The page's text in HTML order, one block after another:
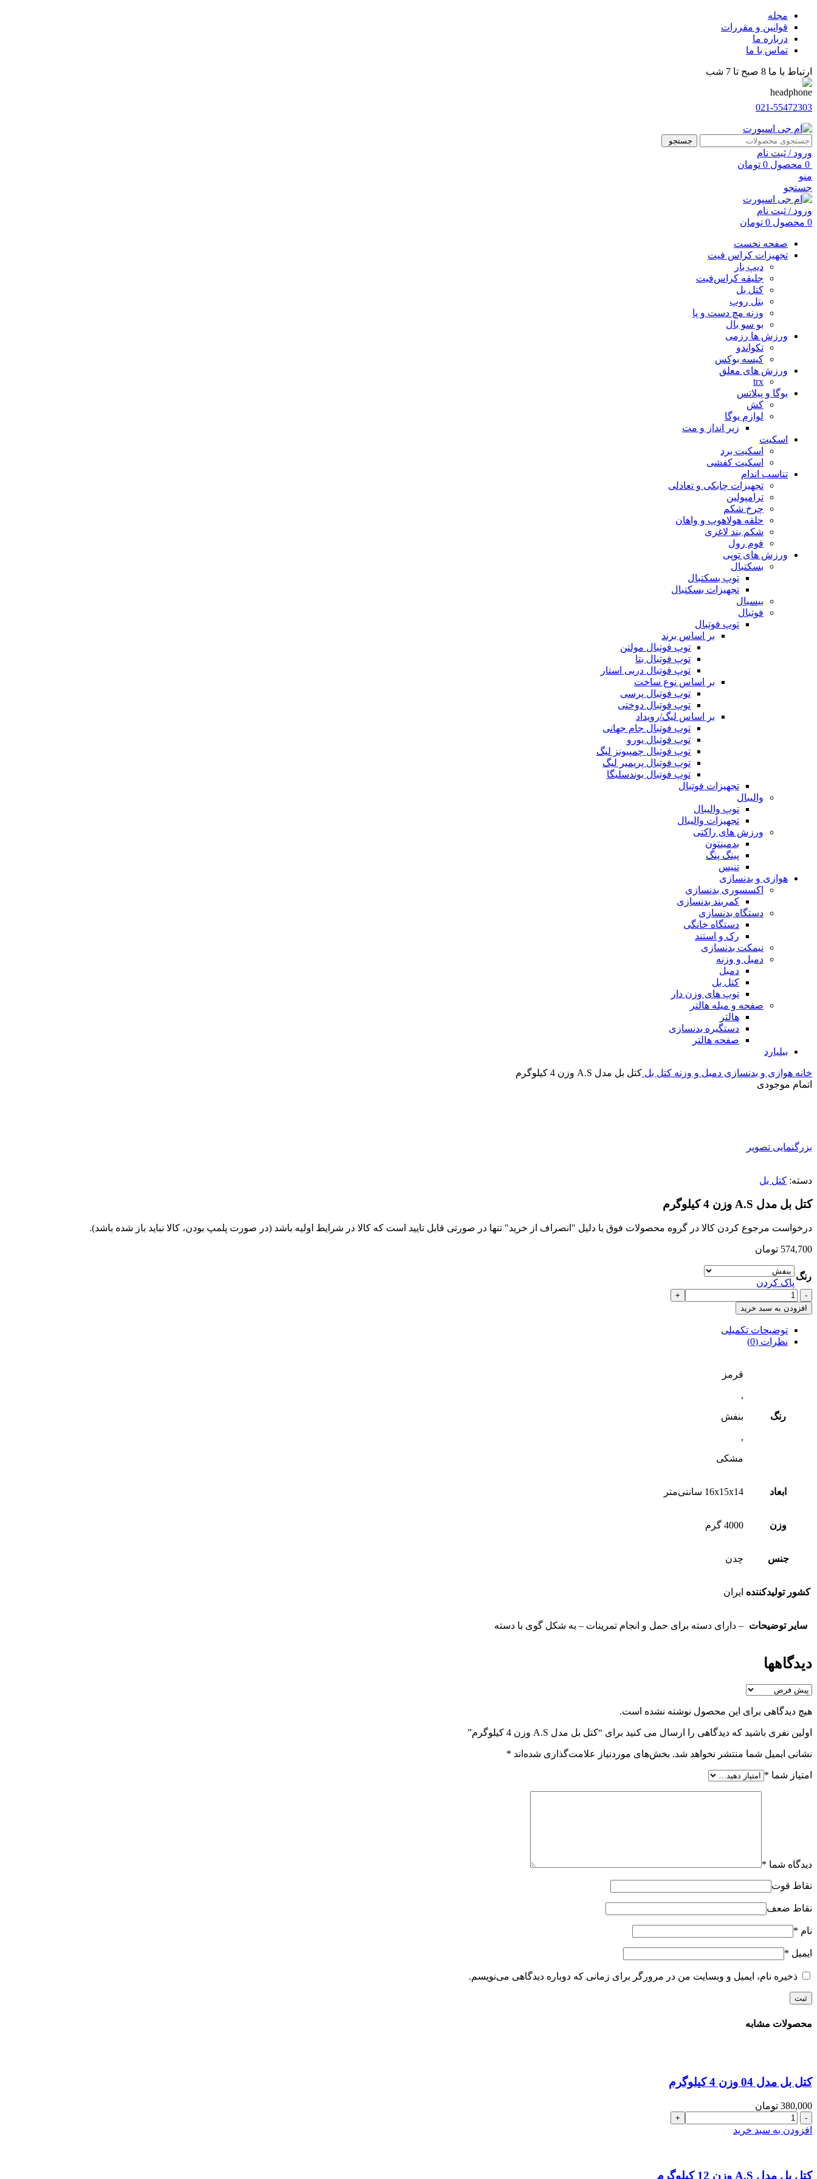
مجله
قوانین و مقررات
درباره ما
تماس با ما
ارتباط با ما 8 صبح تا 7 شب
021-55472303
جستجو
ورود / ثبت نام
0 محصول 0 تومان
منو
جستجو
ورود / ثبت نام
0 محصول 0 تومان
صفحه نخست
تجهیزات کراس فیت
دیپ بار
جلیقه کراس‌فیت
کتل بل
بتل روپ
وزنه مچ دست و پا
بو سو بال
ورزش ها رزمی
تکواندو
کیسه بوکس
ورزش های معلق
trx
یوگا و پیلاتس
کش
لوازم یوگا
زیر انداز و مت
اسکیت
اسکیت برد
اسکیت کفشی
تناسب اندام
تجهیزات چابکی و تعادلی
ترامپولین
چرخ شکم
حلقه هولاهوپ و واهان
شکم بند لاغری
فوم رول
ورزش های توپی
بسکتبال
توپ بسکتبال
تجهیزات بسکتبال
بیسبال
فوتبال
توپ فوتبال
بر اساس برند
توپ فوتبال مولتن
توپ فوتبال بتا
توپ فوتبال دربی استار
بر اساس نوع ساخت
توپ فوتبال پرسی
توپ فوتبال دوختی
بر اساس لیگ/رویداد
توپ فوتبال جام جهانی
توپ فوتبال یورو
توپ فوتبال چمپیونز لیگ
توپ فوتبال پریمیر لیگ
توپ فوتبال بوندسلیگا
تجهیزات فوتبال
والیبال
توپ والیبال
تجهیزات والیبال
ورزش های راکتی
بدمینتون
پینگ پنگ
تنیس
هوازی و بدنسازی
اکسسوری بدنسازی
کمربند بدنسازی
دستگاه بدنسازی
دستگاه خانگی
رک و استند
نیمکت بدنسازی
دمبل و وزنه
دمبل
کتل بل
توپ های وزن دار
صفحه و میله هالتر
هالتر
دستگیره بدنسازی
صفحه هالتر
بیلیارد
خانه هوازی و بدنسازی دمبل و وزنه کتل بل کتل بل مدل A.S وزن 4 کیلوگرم
اتمام موجودی
بزرگنمایی تصویر
دسته: کتل بل
کتل بل مدل A.S وزن 4 کیلوگرم
درخواست مرجوع کردن کالا در گروه محصولات فوق با دلیل "انصراف از خرید" تنها در صورتی قابل تایید است که کالا در شرایط اولیه باشد (در صورت پلمپ بودن، کالا نباید باز شده باشد).
574,700 تومان
رنگ
پاک کردن
کتل
بل
مدل
A.S
وزن
افزودن به سبد خرید
توضیحات تکمیلی
نظرات (0)
رنگ
قرمز
,
بنفش
,
مشکی
ابعاد 16x15x14 سانتی‌متر
وزن 4000 گرم
جنس چدن
کشور تولیدکننده ایران
سایر توضیحات – دارای دسته برای حمل و انجام تمرینات – به شکل گوی با دسته
دیدگاهها
هیچ دیدگاهی برای این محصول نوشته نشده است.
اولین نفری باشید که دیدگاهی را ارسال می کنید برای “کتل بل مدل A.S وزن 4 کیلوگرم”
نشانی ایمیل شما منتشر نخواهد شد. بخش‌های موردنیاز علامت‌گذاری شده‌اند *
امتیاز شما *
دیدگاه شما *
نقاط قوت
نقاط ضعف
نام *
ایمیل *
ذخیره نام، ایمیل و وبسایت من در مرورگر برای زمانی که دوباره دیدگاهی می‌نویسم.
محصولات مشابه
کتل بل مدل 04 وزن 4 کیلوگرم
380,000 تومان
کتل
بل
افزودن به سبد خرید
کتل بل مدل A.S وزن 12 کیلوگرم